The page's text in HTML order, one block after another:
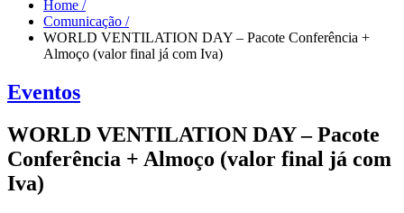
Home /
Comunicação /
WORLD VENTILATION DAY – Pacote Conferência +
Almoço (valor final já com Iva)
Eventos
WORLD VENTILATION DAY – Pacote
Conferência + Almoço (valor final já com
Iva)